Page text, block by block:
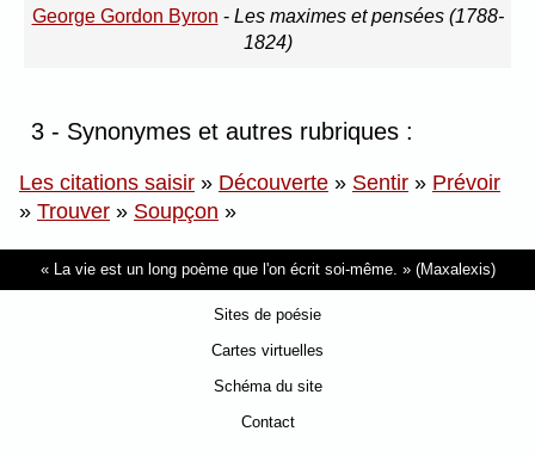
George Gordon Byron - Les maximes et pensées (1788-
1824)
3 - Synonymes et autres rubriques :
Les citations saisir » Découverte » Sentir » Prévoir
» Trouver » Soupçon »
La vie est un long poème que l'on écrit soi-même. (Maxalexis)
Sites de poésie
Cartes virtuelles
Schéma du site
Contact